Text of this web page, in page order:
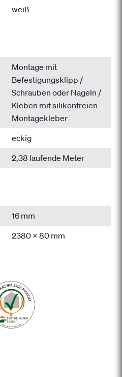
weiß
Montage mit
Befestigungsklipp /
Schrauben oder Nageln /
Kleben mit silikonfreien
Montagekleber
eckig
2,38 laufende Meter
16 mm
2380 x 80 mm